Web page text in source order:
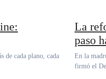
La
paso
En la madrugada del 2 de enero de 2026, el presidente Javier Milei
firmó el